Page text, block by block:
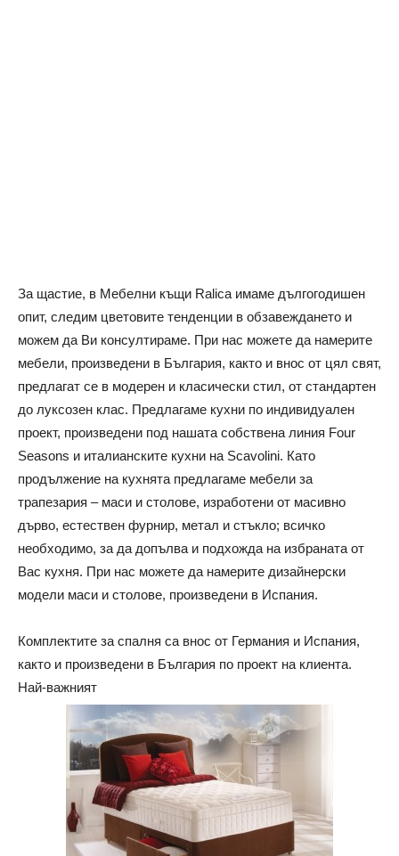
За щастие, в Мебелни къщи Ralica имаме дългогодишен
опит, следим цветовите тенденции в обзавеждането и
можем да Ви консултираме. При нас можете да намерите
мебели, произведени в България, както и внос от цял свят,
предлагат се в модерен и класически стил, от стандартен
до луксозен клас. Предлагаме кухни по индивидуален
проект, произведени под нашата собствена линия Four
Seasons и италианските кухни на Scavolini. Като
продължение на кухнята предлагаме мебели за
трапезария – маси и столове, изработени от масивно
дърво, естествен фурнир, метал и стъкло; всичко
необходимо, за да допълва и подхожда на избраната от
Вас кухня. При нас можете да намерите дизайнерски
модели маси и столове, произведени в Испания.
Комплектите за спалня са внос от Германия и Испания,
както и произведени в България по проект на клиента.
Най-важният